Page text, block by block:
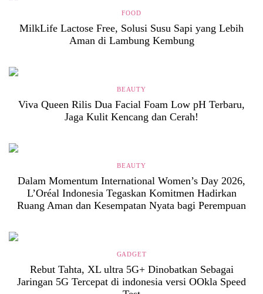
FOOD
MilkLife Lactose Free, Solusi Susu Sapi yang Lebih
Aman di Lambung Kembung
BEAUTY
Viva Queen Rilis Dua Facial Foam Low pH Terbaru,
Jaga Kulit Kencang dan Cerah!
BEAUTY
Dalam Momentum International Women’s Day 2026,
L’Oréal Indonesia Tegaskan Komitmen Hadirkan
Ruang Aman dan Kesempatan Nyata bagi Perempuan
GADGET
Rebut Tahta, XL ultra 5G+ Dinobatkan Sebagai
Jaringan 5G Tercepat di indonesia versi OOkla Speed